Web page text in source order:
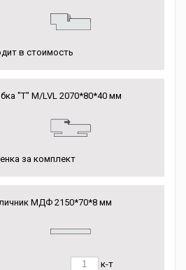
в стоимость
"Т" M/LVL 2070*80*40 мм
за комплект
МДФ 2150*70*8 мм
к-т